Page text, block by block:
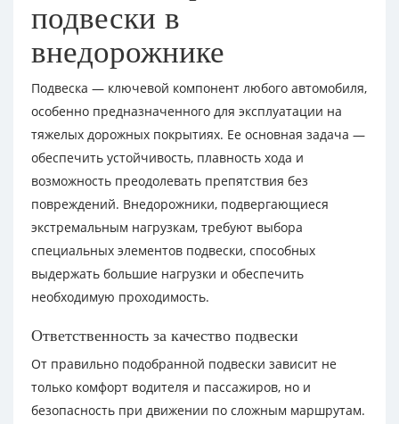
подвески в
внедорожнике
Подвеска — ключевой компонент любого автомобиля,
особенно предназначенного для эксплуатации на
тяжелых дорожных покрытиях. Ее основная задача —
обеспечить устойчивость, плавность хода и
возможность преодолевать препятствия без
повреждений. Внедорожники, подвергающиеся
экстремальным нагрузкам, требуют выбора
специальных элементов подвески, способных
выдержать большие нагрузки и обеспечить
необходимую проходимость.
Ответственность за качество подвески
От правильно подобранной подвески зависит не
только комфорт водителя и пассажиров, но и
безопасность при движении по сложным маршрутам.